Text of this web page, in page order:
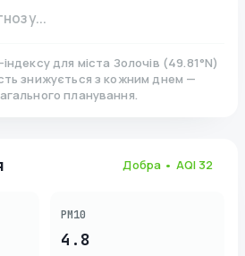
для міста Золочів (49.81°N)
знижується з кожним днем —
планування.
Добра • AQI 32
PM10
4.8